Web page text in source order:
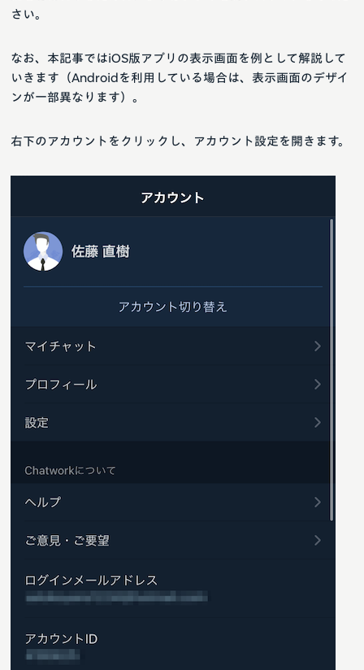
さい。
なお、本記事ではiOS版アプリの表示画面を例として解説して
いきます（Androidを利用している場合は、表示画面のデザイ
ンが一部異なります）。
右下のアカウントをクリックし、アカウント設定を開きます。